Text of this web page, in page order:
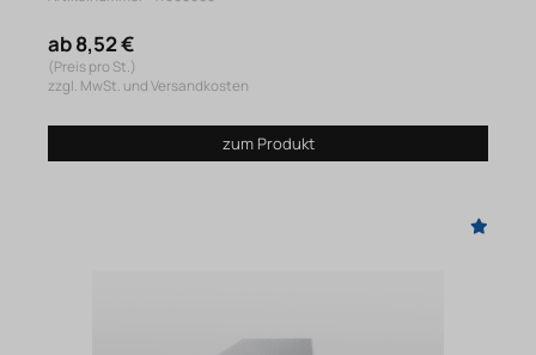
ab 8,52 €
(Preis pro St.)
zzgl. MwSt. und Versandkosten
zum Produkt